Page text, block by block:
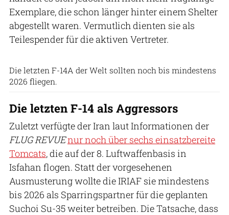
Exemplare, die schon länger hinter einem Shelter
abgestellt waren. Vermutlich dienten sie als
Teilespender für die aktiven Vertreter.
Die letzten F-14A der Welt sollten noch bis mindestens
2026 fliegen.
Die letzten F-14 als Aggressors
Zuletzt verfügte der Iran laut Informationen der
FLUG REVUEnur noch über sechs einsatzbereite
Tomcats, die auf der 8. Luftwaffenbasis in
Isfahan flogen. Statt der vorgesehenen
Ausmusterung wollte die IRIAF sie mindestens
bis 2026 als Sparringspartner für die geplanten
Suchoi Su-35 weiter betreiben. Die Tatsache, dass